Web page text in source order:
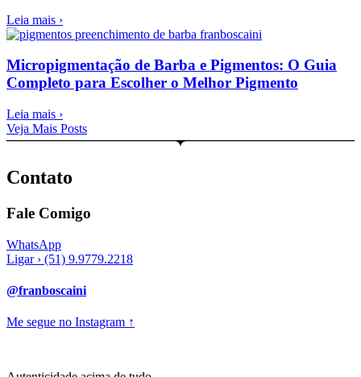
Leia mais ›
Micropigmentação de Barba e Pigmentos: O Guia
Completo para Escolher o Melhor Pigmento
Leia mais ›
Veja Mais Posts
Contato
Fale Comigo
WhatsApp
Ligar › (51) 9.9779.2218
@franboscaini
Me segue no Instagram ↑